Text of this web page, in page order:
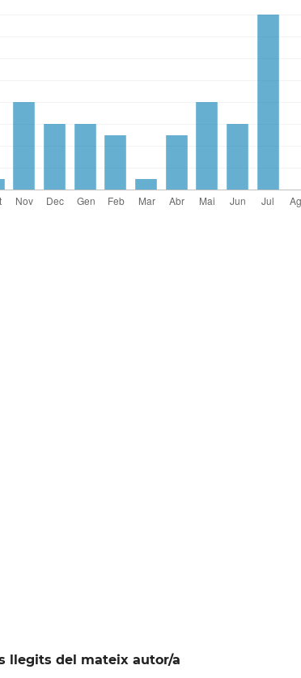
llegits del mateix autor/a